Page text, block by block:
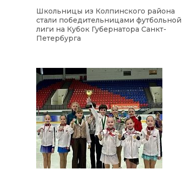
Школьницы из Колпинского района
стали победительницами футбольной
лиги на Кубок Губернатора Санкт-
Петербурга